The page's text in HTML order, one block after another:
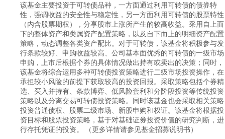
该基金主要投资于可转债品种，一方面通过利用可转债的债券特
性，强调收益的安全性与稳定性，另一方面利用可转债的股票特性
（内含股票期权），分享股市上涨所产生的较高收益。采用自上而
下的整体资产和类属资产配置策略，以及自下而上的明细资产配置
策略，动态调整各类资产配比。对于可转债，该基金将积极参与发
行条款较好、申购收益较高、公司基本面优秀的可转债的一级市场
申购，上市后根据个券的具体情况做出持有或卖出的决策；同时，
该基金将综合运用多种可转债投资策略进行二级市场投资操作，在
承担较小风险的前提下获取较高的投资回报。采取策略包括个券精
选、买入并持有、条款博弈、低风险套利和分阶段投资等传统投资
策略以及分离交易可转债投资策略。同时该基金也会采取相关策略
投资普通债权、股票二级市场、新股申购和权证。该基金将根据投
资目标和股票投资策略，基于对基础证券投资价值的研究判断，进
行存托凭证的投资。 （更多详情请参见基金招募说明书）